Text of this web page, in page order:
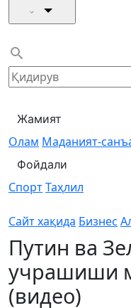
Жамият
Олам Маданият-
Фойдали
СпортТаҳлил
Сайт хақида Бизнес
Путин ва
учрашиши
(видео)